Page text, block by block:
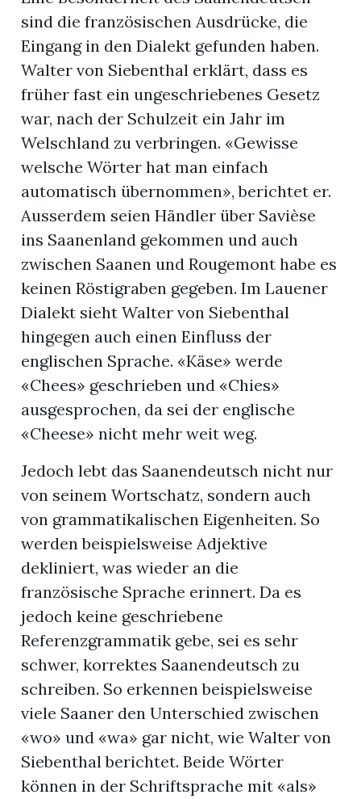
sind die französischen Ausdrücke, die
Eingang in den Dialekt gefunden haben.
Walter von Siebenthal erklärt, dass es
früher fast ein ungeschriebenes Gesetz
war, nach der Schulzeit ein Jahr im
Welschland zu verbringen. «Gewisse
welsche Wörter hat man einfach
automatisch übernommen», berichtet er.
Ausserdem seien Händler über Savièse
ins Saanenland gekommen und auch
zwischen Saanen und Rougemont habe es
keinen Röstigraben gegeben. Im Lauener
Dialekt sieht Walter von Siebenthal
hingegen auch einen Einfluss der
englischen Sprache. «Käse» werde
«Chees» geschrieben und «Chies»
ausgesprochen, da sei der englische
«Cheese» nicht mehr weit weg.
Jedoch lebt das Saanendeutsch nicht nur
von seinem Wortschatz, sondern auch
von grammatikalischen Eigenheiten. So
werden beispielsweise Adjektive
dekliniert, was wieder an die
französische Sprache erinnert. Da es
jedoch keine geschriebene
Referenzgrammatik gebe, sei es sehr
schwer, korrektes Saanendeutsch zu
schreiben. So erkennen beispielsweise
viele Saaner den Unterschied zwischen
«wo» und «wa» gar nicht, wie Walter von
Siebenthal berichtet. Beide Wörter
können in der Schriftsprache mit «als»